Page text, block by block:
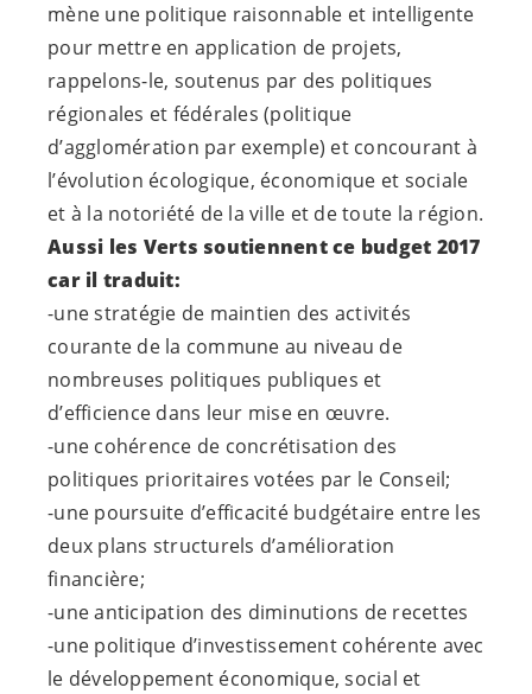
mène une politique raisonnable et intelligente
pour mettre en application de projets,
rappelons-le, soutenus par des politiques
régionales et fédérales (politique
d’agglomération par exemple) et concourant à
l’évolution écologique, économique et sociale
et à la notoriété de la ville et de toute la région.
Aussi les Verts soutiennent ce budget 2017
car il traduit:
-une stratégie de maintien des activités
courante de la commune au niveau de
nombreuses politiques publiques et
d’efficience dans leur mise en œuvre.
-une cohérence de concrétisation des
politiques prioritaires votées par le Conseil;
-une poursuite d’efficacité budgétaire entre les
deux plans structurels d’amélioration
financière;
-une anticipation des diminutions de recettes
-une politique d’investissement cohérente avec
le développement économique, social et